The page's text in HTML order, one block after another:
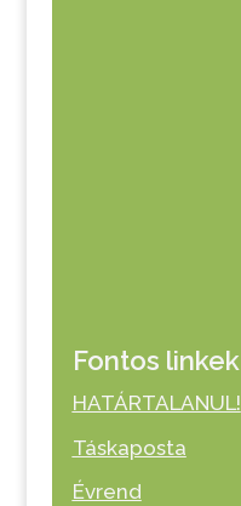
Fontos linkek
HATÁRTALANUL!
Táskaposta
Évrend